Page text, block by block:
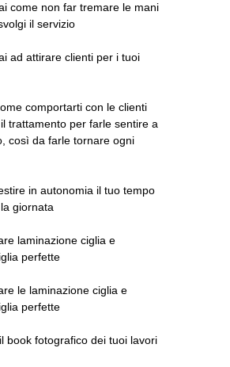
come non far tremare le mani
il servizio
ad attirare clienti per i tuoi
comportarti con le clienti
trattamento per farle sentire a
così da farle tornare ogni
in autonomia il tuo tempo
giornata
laminazione ciglia e
perfette
le laminazione ciglia e
perfette
book fotografico dei tuoi lavori